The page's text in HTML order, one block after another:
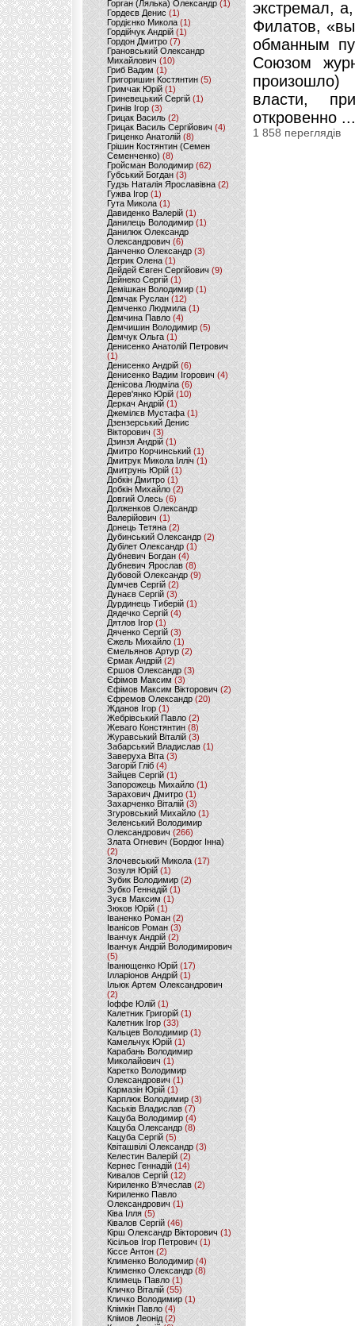
Горган (Лялька) Олександр(1)
Гордеєв Денис (1)
Гордієнко Микола (1)
Гордійчук Андрій (1)
Гордон Дмитро (7)
Грановський Олександр
Михайлович (10)
Гриб Вадим (1)
Григоришин Костянтин (5)
Гримчак Юрій(1)
Гриневецький Сергій(1)
Гринів Ігор (3)
Грицак Василь (2)
Грицак Василь Сергійович (4)
Гриценко Анатолій (8)
Грішин Костянтин (Семен
Семенченко)(8)
Гройсман Володимир(62)
Губський Богдан (3)
Гудзь Наталія Ярославівна(2)
Гужва Ігор (1)
Гута Микола (1)
Давиденко Валерій (1)
Данилець Володимир(1)
Данилюк Олександр
Олександрович (6)
Данченко Олександр (3)
Дегрик Олена(1)
Дейдей Євген Сергійович(9)
Дейнеко Сергій (1)
Демішкан Володимир(1)
Демчак Руслан (12)
Демченко Людмила (1)
Демчина Павло (4)
Демчишин Володимир (5)
Демчук Ольга(1)
Денисенко Анатолій Петрович
(1)
Денисенко Андрій (6)
Денисенко Вадим Ігорович (4)
Денісова Людміла(6)
Дерев'янко Юрій(10)
Деркач Андрій(1)
Джемілєв Мустафа (1)
Дзензерський Денис
Вікторович (3)
Дзинзя Андрій (1)
Дмитро Корчинський (1)
Дмитрук Микола Ілліч (1)
Дмитрунь Юрій (1)
Добкін Дмитро(1)
Добкін Михайло (2)
Довгий Олесь (6)
Долженков Олександр
Валерійович (1)
Донець Тетяна (2)
Дубинський Олександр(2)
Дубілет Олександр (1)
Дубневич Богдан (4)
Дубневич Ярослав (8)
Дубовой Олександр(9)
Думчев Сергій (2)
Дунаєв Сергій(3)
Дурдинець Тиберій (1)
Дядечко Сергій (4)
Дятлов Ігор (1)
Дяченко Сергій (3)
Єжель Михайло (1)
Ємельянов Артур (2)
Єрмак Андрій (2)
Єршов Олександр (3)
Єфімов Максим (3)
Єфімов Максим Вікторович (2)
Єфремов Олександр (20)
Жданов Ігор (1)
Жебрівський Павло (2)
Жеваго Констянтин (8)
Журавський Віталій (3)
Забарський Владислав (1)
Заверуха Віта (3)
Загорій Гліб (4)
Зайцев Сергій(1)
Запорожець Михайло (1)
Зарахович Дмитро (1)
Захарченко Віталій (3)
Згуровський Михайло (1)
Зеленський Володимир
Олександрович (266)
Злата Огневич (Бордюг Інна)
(2)
Злочевський Микола(17)
Зозуля Юрій (1)
Зубик Володимир (2)
Зубко Геннадій (1)
Зуєв Максим(1)
Зюков Юрій (1)
Іваненко Роман (2)
Іванісов Роман (3)
Іванчук Андрій(2)
Іванчук Андрій Володимирович
(5)
Іванющенко Юрій (17)
Ілларіонов Андрій (1)
Ільюк Артем Олександрович
(2)
Іоффе Юлій (1)
Калетник Григорій(1)
Калетник Ігор (33)
Кальцев Володимир(1)
Камельчук Юрій (1)
Карабань Володимир
Миколайович (1)
Каретко Володимир
Олександрович (1)
Кармазін Юрій(1)
Карплюк Володимир(3)
Каськів Владислав (7)
Кацуба Володимир (4)
Кацуба Олександр (8)
Кацуба Сергій (5)
Квіташвілі Олександр(3)
Келестин Валерій(2)
Кернес Геннадій (14)
Кивалов Сергій (12)
Кириленко В’ячеслав (2)
Кириленко Павло
Олександрович (1)
Ківа Ілля (5)
Ківалов Сергій(46)
Кірш Олександр Вікторович (1)
Кісільов Ігор Петрович (1)
Кіссе Антон (2)
Клименко Володимир(4)
Клименко Олександр (8)
Климець Павло (1)
Кличко Віталій(55)
Кличко Володимир (1)
Клімкін Павло (4)
Клімов Леонід(2)
экстремал,
Филатов,
обманным
Союзом
власти,
откровенно
1 858 переглядів